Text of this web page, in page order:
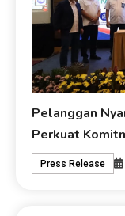
Pelanggan
Perkuat
Press Release